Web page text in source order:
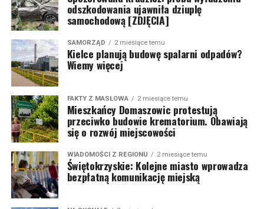
odszkodowania ujawniła dziuplę
samochodową [ZDJĘCIA]
SAMORZĄD 2 miesiące temu
Kielce planują budowę spalarni odpadów?
Wiemy więcej
FAKTY Z MASŁOWA 2 miesiące temu
Mieszkańcy Domaszowic protestują
przeciwko budowie krematorium. Obawiają
się o rozwój miejscowości
WIADOMOŚCI Z REGIONU 2 miesiące temu
Świętokrzyskie: Kolejne miasto wprowadza
bezpłatną komunikację miejską